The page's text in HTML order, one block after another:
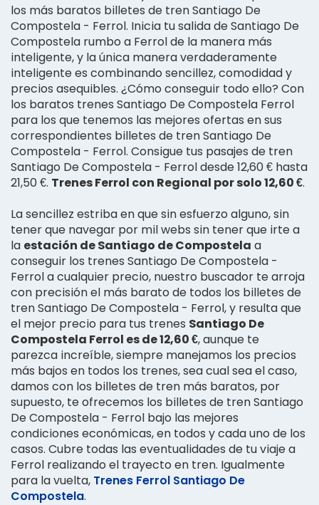
los más baratos billetes de tren Santiago De
Compostela - Ferrol. Inicia tu salida de Santiago De
Compostela rumbo a Ferrol de la manera más
inteligente, y la única manera verdaderamente
inteligente es combinando sencillez, comodidad y
precios asequibles. ¿Cómo conseguir todo ello? Con
los baratos trenes Santiago De Compostela Ferrol
para los que tenemos las mejores ofertas en sus
correspondientes billetes de tren Santiago De
Compostela - Ferrol. Consigue tus pasajes de tren
Santiago De Compostela - Ferrol desde 12,60 € hasta
21,50 €. Trenes Ferrol con Regional por solo 12,60 €.
La sencillez estriba en que sin esfuerzo alguno, sin
tener que navegar por mil webs sin tener que irte a
la estación de Santiago de Compostela a
conseguir los trenes Santiago De Compostela -
Ferrol a cualquier precio, nuestro buscador te arroja
con precisión el más barato de todos los billetes de
tren Santiago De Compostela - Ferrol, y resulta que
el mejor precio para tus trenes Santiago De
Compostela Ferrol es de 12,60 €, aunque te
parezca increíble, siempre manejamos los precios
más bajos en todos los trenes, sea cual sea el caso,
damos con los billetes de tren más baratos, por
supuesto, te ofrecemos los billetes de tren Santiago
De Compostela - Ferrol bajo las mejores
condiciones económicas, en todos y cada uno de los
casos. Cubre todas las eventualidades de tu viaje a
Ferrol realizando el trayecto en tren. Igualmente
para la vuelta, Trenes Ferrol Santiago De
Compostela.